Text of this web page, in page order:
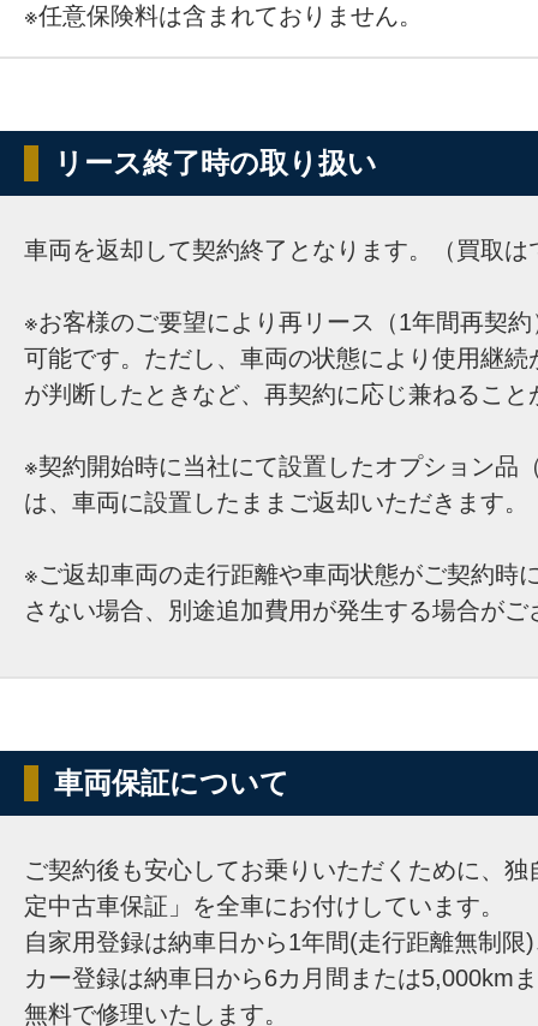
※任意保険料は含まれておりません。
リース終了時の取り扱い
車両を返却して契約終了となります。（買取は
※お客様のご要望により再リース（1年間再契
可能です。ただし、車両の状態により使用継続
が判断したときなど、再契約に応じ兼ねること
※契約開始時に当社にて設置したオプション品
は、車両に設置したままご返却いただきます。
※ご返却車両の走行距離や車両状態がご契約時
さない場合、別途追加費用が発生する場合がご
車両保証について
ご契約後も安心してお乗りいただくために、
定中古車保証」を全車にお付けしています。
自家用登録は納車日から1年間(走行距離無制限
カー登録は納車日から6カ月間または5,000km
無料で修理いたします。